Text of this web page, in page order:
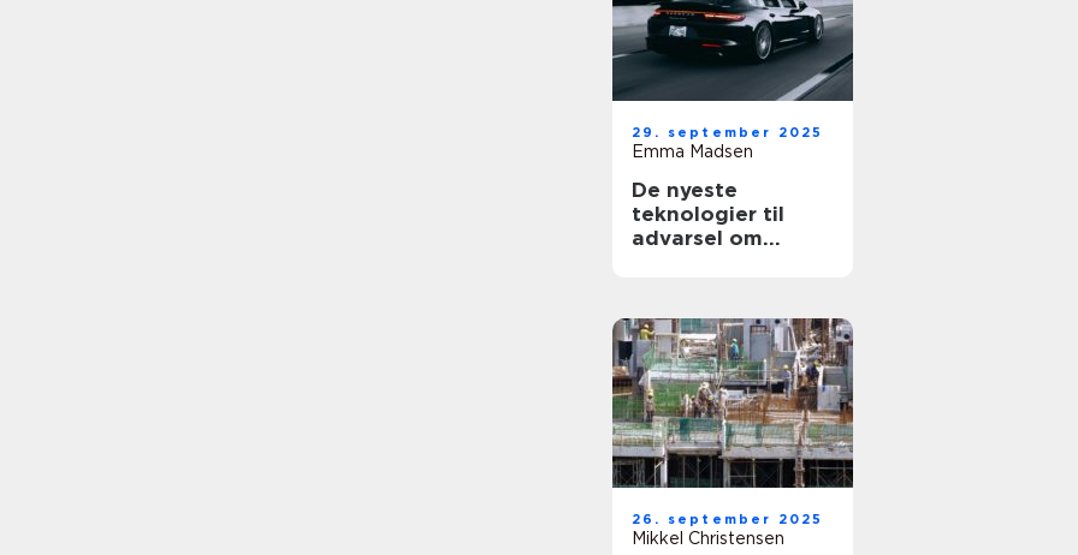
29. september 2025
Emma Madsen
De nyeste
teknologier til
advarsel om
26. september 2025
Mikkel Christensen